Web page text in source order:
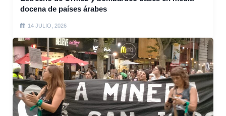
docena de países árabes
14 JULIO, 2026